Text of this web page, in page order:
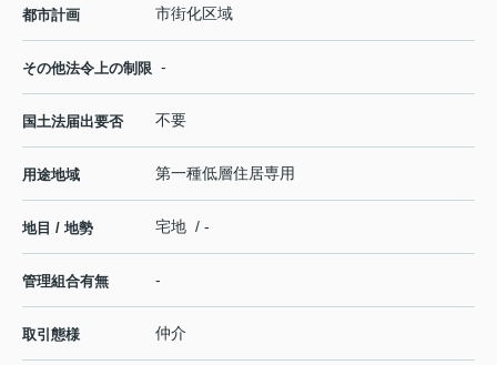
都市計画 市街化区域
その他法令上の制限 -
国土法届出要否 不要
用途地域 第一種低層住居専用
地目 / 地勢 宅地 / -
管理組合有無 -
取引態様 仲介